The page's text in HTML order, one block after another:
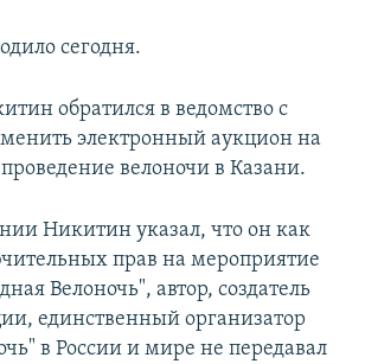
сегодня.
обратился в ведомство с
электронный аукцион на
велоночи в Казани.
Никитин указал, что он как
прав на мероприятие
Велоночь", автор, создатель
единственный организатор
в России и мире не передавал